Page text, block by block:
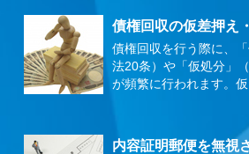
債権回収の仮差押え
債権回収を行う際に、
法20条）や「仮処分」
が頻繁に行われます。
内容証明郵便を無視さ